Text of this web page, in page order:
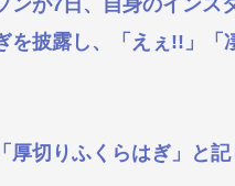
ことは内緒だべ」極秘
の成績、流石に擁護でき
ンが7日、自身のインス
を披露し、「えぇ!!」「
厚切りふくらはぎ」と